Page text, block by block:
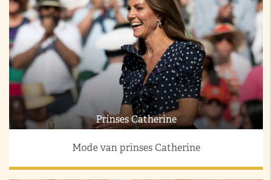
Prinses Catherine
Mode van prinses Catherine